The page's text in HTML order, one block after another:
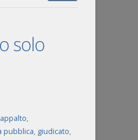
solo
,
pubblica, giudicato,